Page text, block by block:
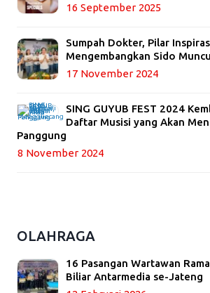
16 September 2025
Sumpah Dokter, Pilar
Mengembangkan Sido
17 November 2024
SING GUYUB FEST 2024
Daftar Musisi yang Akan
Panggung
8 November 2024
OLAHRAGA
16 Pasangan Wartawan
Biliar Antarmedia se-Jateng